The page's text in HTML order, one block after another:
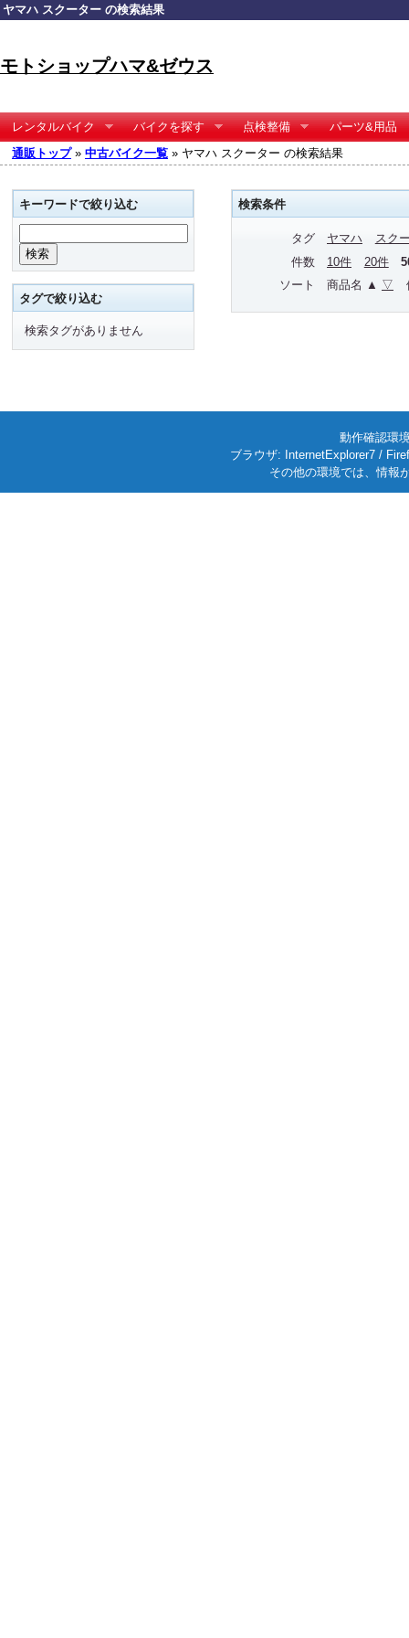
ヤマハ スクーター の検索結果
モトショップハマ&ゼウス
レンタルバイク バイクを探す 点検整備
パーツ&用品
通販トップ» 中古バイク一覧 » ヤマハ スクーター の検索結果
検索条件
タグ ヤマハ
スク
件数
10件 20件
ソート
商品名 ▲ ▽
キーワードで絞り込む
タグで絞り込む
検索タグがありません
動作確認環
ブラウザ: InternetExplorer7 /
その他の環境では、情報